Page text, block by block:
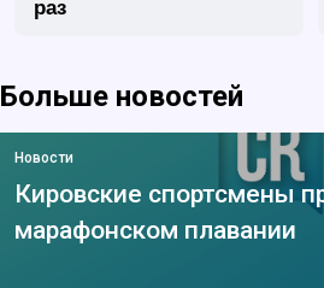
раз
Больше новостей
Новости
Кировские спортсмены
марафонском плавании